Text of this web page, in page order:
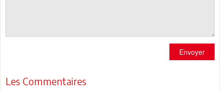
Envoyer
Les Commentaires